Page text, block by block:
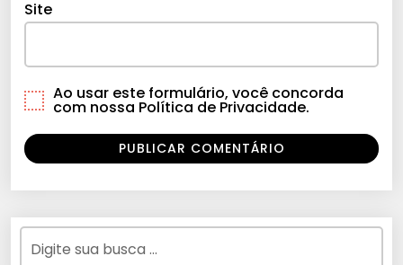
Site
Ao usar este formulário, você concorda
com nossa Política de Privacidade.